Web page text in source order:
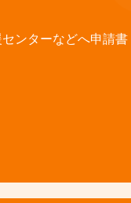
ンターなどへ申請書